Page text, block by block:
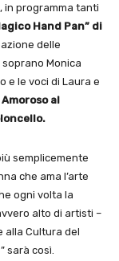
in programma tanti
Hand Pan” di
delle
Monica
e le voci di Laura e
al
semplicemente
che ama l’arte
ogni volta la
alto di artisti –
alla Cultura del
sarà così.